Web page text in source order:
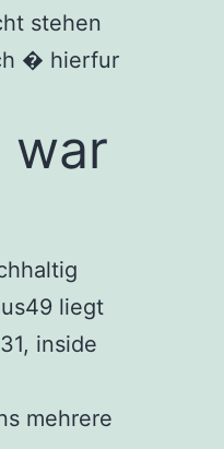
stehen
� hierfur
war
liegt
inside
mehrere